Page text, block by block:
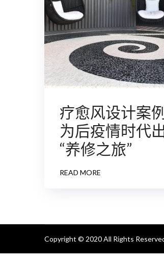
疗愈风设计案
为后疫情时代
“养修之旅”
READ MORE
Copyright © 2020 All Rights